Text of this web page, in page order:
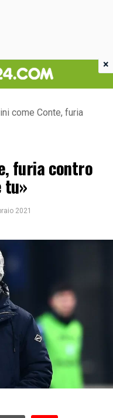
come Conte, furia
furia contro
tu»
2021
×